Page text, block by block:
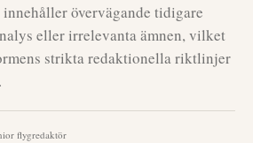
övervägande tidigare
eller irrelevanta ämnen, vilket
strikta redaktionella riktlinjer
flygredaktör